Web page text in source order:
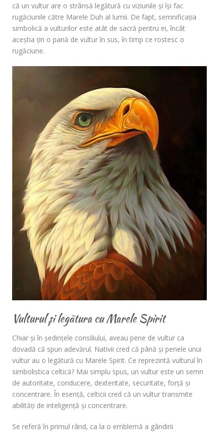
că un vultur are o strânsă legătură cu viziunile și își fac
rugăciunile către Marele Duh al lumii. De fapt, semnificația
simbolică a vulturilor este atât de sacră pentru ei, încât
aceștia țin o pană de vultur în sus, în timp ce rostesc o
rugăciune.
Vulturul și legătura cu Marele Spirit
Chiar și în ședințele consiliului, aveau pene de vultur ca
dovadă că spun adevărul. Nativii cred că până și penele unui
vultur au o legătură cu Marele Spirit. Ce reprezintă vulturul în
simbolistica celtică? Mai simplu spus, un vultur este un semn
de autoritate, conducere, dexteritate, securitate, forță și
concentrare. În esență, celticii cred că un vultur transmite
abilități de inteligență și concentrare.
Se referă în primul rând, ca la o emblemă a gândirii